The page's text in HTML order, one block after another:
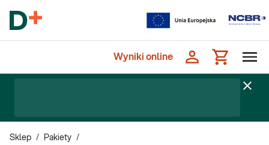
Wyniki online
Sklep / Pakiety /